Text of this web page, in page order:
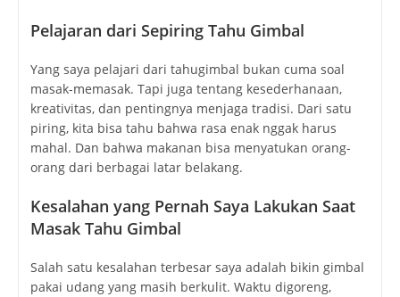
Pelajaran dari Sepiring Tahu Gimbal
Yang saya pelajari dari tahugimbal bukan cuma soal
masak-memasak. Tapi juga tentang kesederhanaan,
kreativitas, dan pentingnya menjaga tradisi. Dari satu
piring, kita bisa tahu bahwa rasa enak nggak harus
mahal. Dan bahwa makanan bisa menyatukan orang-
orang dari berbagai latar belakang.
Kesalahan yang Pernah Saya Lakukan Saat
Masak Tahu Gimbal
Salah satu kesalahan terbesar saya adalah bikin gimbal
pakai udang yang masih berkulit. Waktu digoreng,